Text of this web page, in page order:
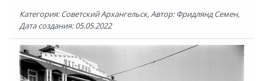
Категория: Советский Архангельск, Автор: Фридлянд Семен,
Дата создания: 05.05.2022